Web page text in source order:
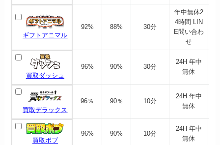
ギフトアニマル
92% 88% 30分
年中無休2
4時間 LIN
E問い合わ
せ
買取ダッシュ
96% 90% 30分
24H 年中
無休
買取デラックス
96％ 90％ 10分
24H 年中
無休
買取ボブ
96% 90% 10分
24H 年中
無休